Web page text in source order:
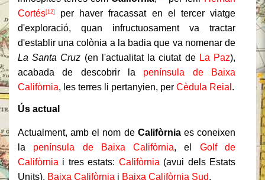
Cortés[12]
per haver fracassat en el tercer viatge
d'exploració, quan infructuosament va tractar
d'establir una colònia a la badia que va nomenar de
La Santa Cruz (en l'actualitat la ciutat de La Paz),
acabada de descobrir la península de Baixa
Califòrnia, les terres li pertanyien, per Cèdula Reial .
Ús actual
Actualment, amb el nom de Califòrniaes coneixen
la península de Baixa Califòrnia, el Golf de
Califòrnia i tres estats: Califòrnia (avui dels Estats
Units), Baixa Califòrnia i Baixa Califòrnia Sud.